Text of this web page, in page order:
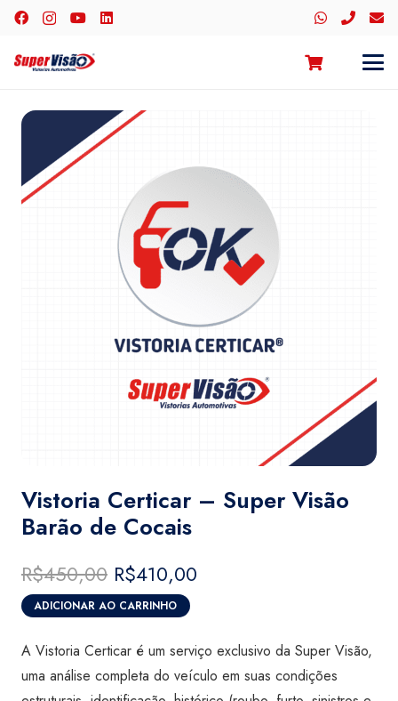
Vistoria Certicar – Super Visão
Barão de Cocais
R$450,00 O
preço
original
era:
R$450,00.
R$410,00
é:
R$410,00.
Vistoria
Certicar
Super
ADICIONAR AO CARRINHO
A Vistoria Certicar é um serviço exclusivo da Super Visão,
uma análise completa do veículo em suas condições